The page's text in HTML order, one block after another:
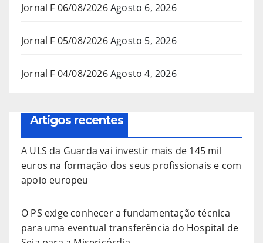
Jornal F 06/08/2026Agosto 6, 2026
Jornal F 05/08/2026Agosto 5, 2026
Jornal F 04/08/2026Agosto 4, 2026
Artigos recentes
A ULS da Guarda vai investir mais de 145 mil
euros na formação dos seus profissionais e com
apoio europeu
O PS exige conhecer a fundamentação técnica
para uma eventual transferência do Hospital de